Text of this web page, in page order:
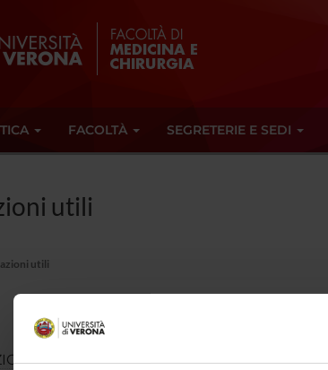
FACOLTÀ SEGRETERIE E SEDI
utili
utili
UTILI